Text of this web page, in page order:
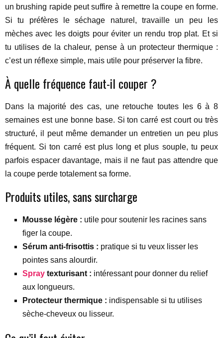
un brushing rapide peut suffire à remettre la coupe en forme.
Si tu préfères le séchage naturel, travaille un peu les
mèches avec les doigts pour éviter un rendu trop plat. Et si
tu utilises de la chaleur, pense à un protecteur thermique :
c’est un réflexe simple, mais utile pour préserver la fibre.
À quelle fréquence faut-il couper ?
Dans la majorité des cas, une retouche toutes les 6 à 8
semaines est une bonne base. Si ton carré est court ou très
structuré, il peut même demander un entretien un peu plus
fréquent. Si ton carré est plus long et plus souple, tu peux
parfois espacer davantage, mais il ne faut pas attendre que
la coupe perde totalement sa forme.
Produits utiles, sans surcharge
Mousse légère : utile pour soutenir les racines sans
figer la coupe.
Sérum anti-frisottis : pratique si tu veux lisser les
pointes sans alourdir.
Spray texturisant : intéressant pour donner du relief
aux longueurs.
Protecteur thermique : indispensable si tu utilises
sèche-cheveux ou lisseur.